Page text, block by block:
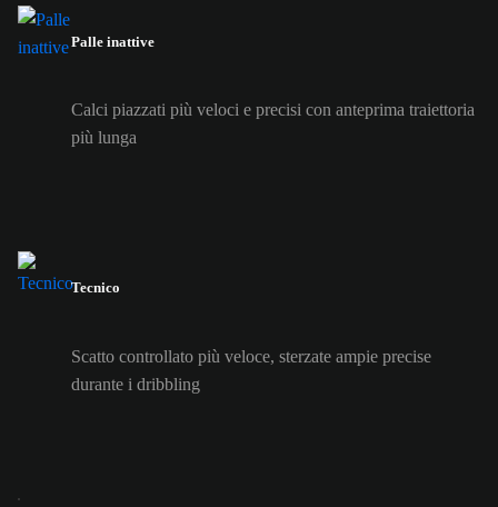
Palle inattive
Calci piazzati più veloci e precisi con anteprima traiettoria
più lunga
Tecnico
Scatto controllato più veloce, sterzate ampie precise
durante i dribbling